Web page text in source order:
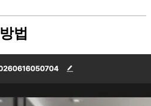
법